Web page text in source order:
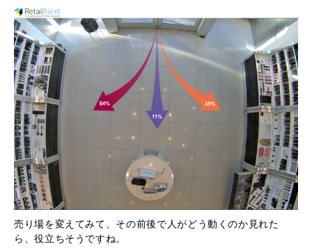
売り場を変えてみて、その前後で人がどう動くのか見れた
ら、役立ちそうですね。